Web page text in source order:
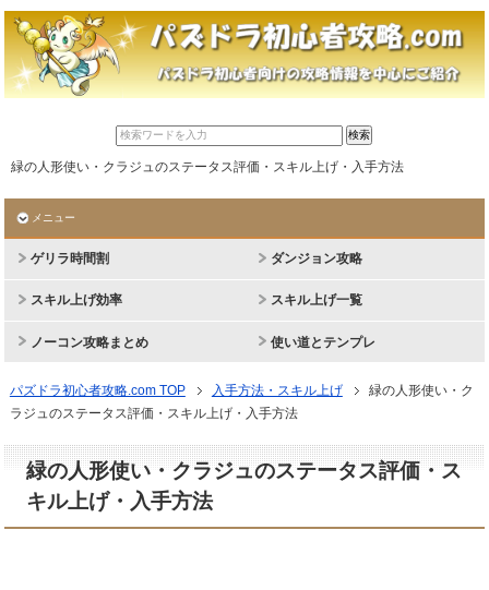
緑の人形使い・クラジュのステータス評価・スキル上げ・入手方法
メニュー
ゲリラ時間割 ダンジョン攻略
スキル上げ効率 スキル上げ一覧
ノーコン攻略まとめ 使い道とテンプレ
パズドラ初心者攻略.com TOP 入手方法・スキル上げ
緑の人形使い・ク
ラジュのステータス評価・スキル上げ・入手方法
緑の人形使い・クラジュのステータス評価・ス
キル上げ・入手方法